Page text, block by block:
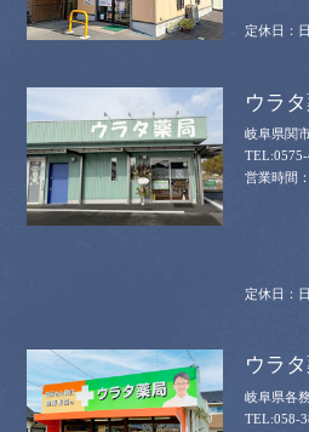
ウラ
岐阜県関
ウラ
岐阜県各
058-